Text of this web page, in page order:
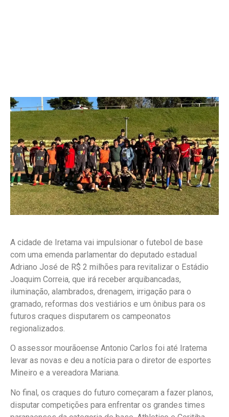
A cidade de Iretama vai impulsionar o futebol de base
com uma emenda parlamentar do deputado estadual
Adriano José de R$ 2 milhões para revitalizar o Estádio
Joaquim Correia, que irá receber arquibancadas,
iluminação, alambrados, drenagem, irrigação para o
gramado, reformas dos vestiários e um ônibus para os
futuros craques disputarem os campeonatos
regionalizados.
O assessor mourãoense Antonio Carlos foi até Iratema
levar as novas e deu a notícia para o diretor de esportes
Mineiro e a vereadora Mariana.
No final, os craques do futuro começaram a fazer planos,
disputar competições para enfrentar os grandes times